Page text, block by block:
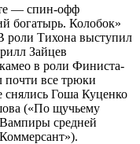
— спин-офф
богатырь. Колобок»
роли Тихона выступил
Зайцев
в роли Финиста-
почти все трюки
снялись Гоша Куценко
(«По щучьему
средней